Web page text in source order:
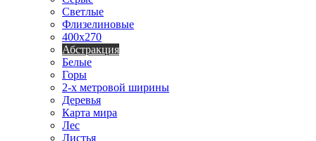
Светлые
Флизелиновые
400х270
Абстракция
Белые
Горы
2-х метровой ширины
Деревья
Карта мира
Лес
Листья